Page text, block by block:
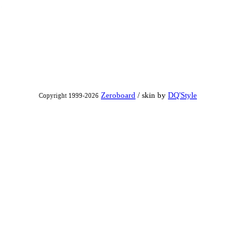
Copyright 1999-2026 Zeroboard / skin by DQ'Style